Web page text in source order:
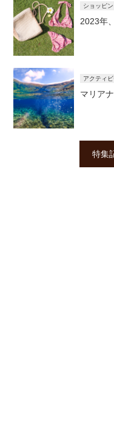
ショッピ
2023年
アクティビ
マリア
特集